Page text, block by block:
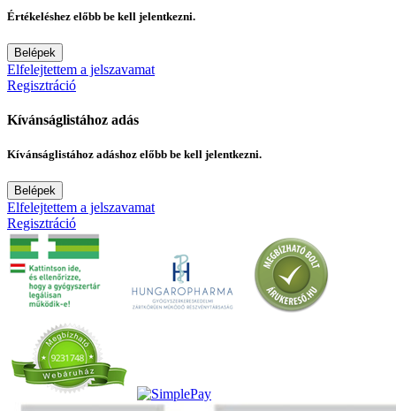
Értékeléshez előbb be kell jelentkezni.
Belépek
Elfelejtettem a jelszavamat
Regisztráció
Kívánságlistához adás
Kívánságlistához adáshoz előbb be kell jelentkezni.
Belépek
Elfelejtettem a jelszavamat
Regisztráció